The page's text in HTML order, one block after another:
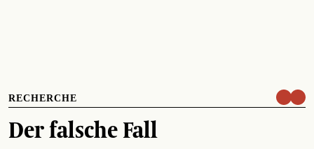
RECHERCHE
Der falsche Fall